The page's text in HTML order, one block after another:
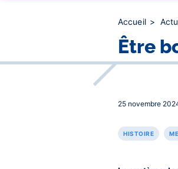
Accueil
Être
25 novembre
HISTOIRE